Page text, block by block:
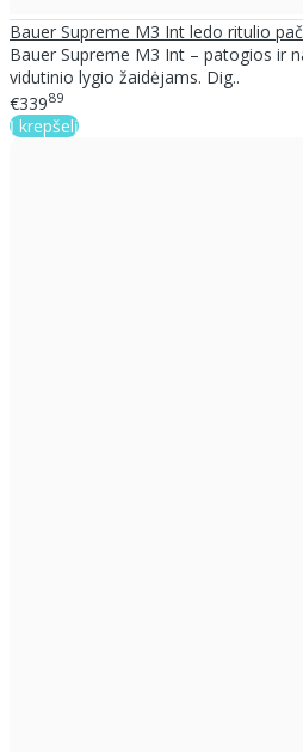
Bauer Supreme M3 Int ledo ritulio
Bauer Supreme M3 Int – patogios ir
vidutinio lygio žaidėjams. Dig..
€33989
Į krepšelį